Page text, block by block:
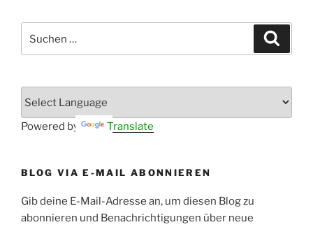
nach:
Powered by Translate
BLOG VIA E-MAIL ABONNIEREN
Gib deine E-Mail-Adresse an, um diesen Blog zu
abonnieren und Benachrichtigungen über neue